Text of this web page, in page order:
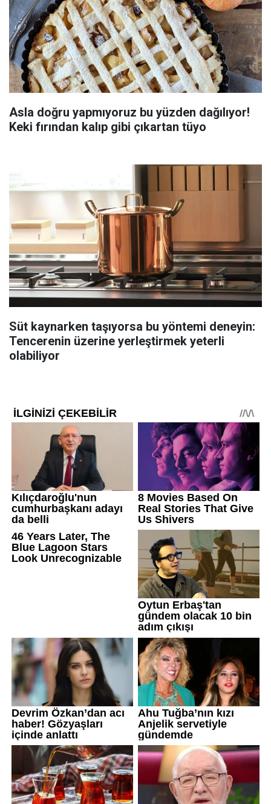
Asla doğru yapmıyoruz bu yüzden dağılıyor!
Keki fırından kalıp gibi çıkartan tüyo
Süt kaynarken taşıyorsa bu yöntemi deneyin:
Tencerenin üzerine yerleştirmek yeterli
olabiliyor